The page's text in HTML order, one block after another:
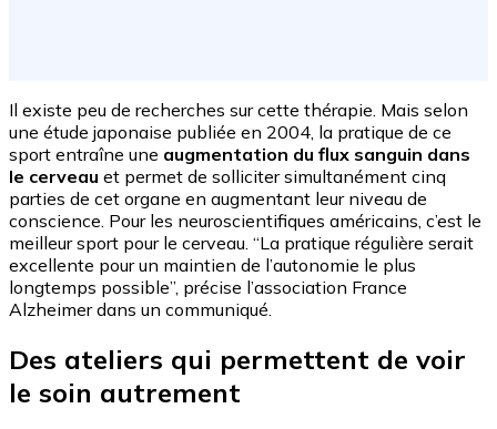
Il existe peu de recherches sur cette thérapie. Mais selon
une étude japonaise publiée en 2004, la pratique de ce
sport entraîne une augmentation du flux sanguin dans
le cerveau et permet de solliciter simultanément cinq
parties de cet organe en augmentant leur niveau de
conscience. Pour les neuroscientifiques américains, c’est le
meilleur sport pour le cerveau. “La pratique régulière serait
excellente pour un maintien de l’autonomie le plus
longtemps possible”, précise l’association France
Alzheimer dans un communiqué.
Des ateliers qui permettent de voir
le soin autrement